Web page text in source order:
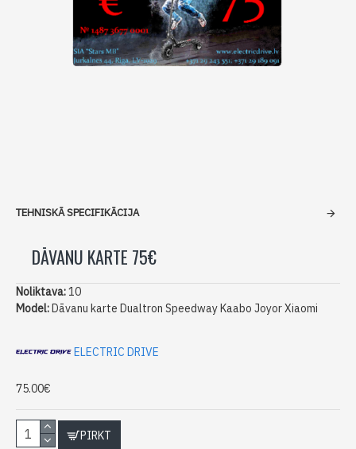
TEHNISKĀ SPECIFIKĀCIJA
DĀVANU KARTE 75€
Noliktava:10
Model:Dāvanu karte Dualtron Speedway Kaabo Joyor Xiaomi
ELECTRIC DRIVE
75.00€
PIRKT